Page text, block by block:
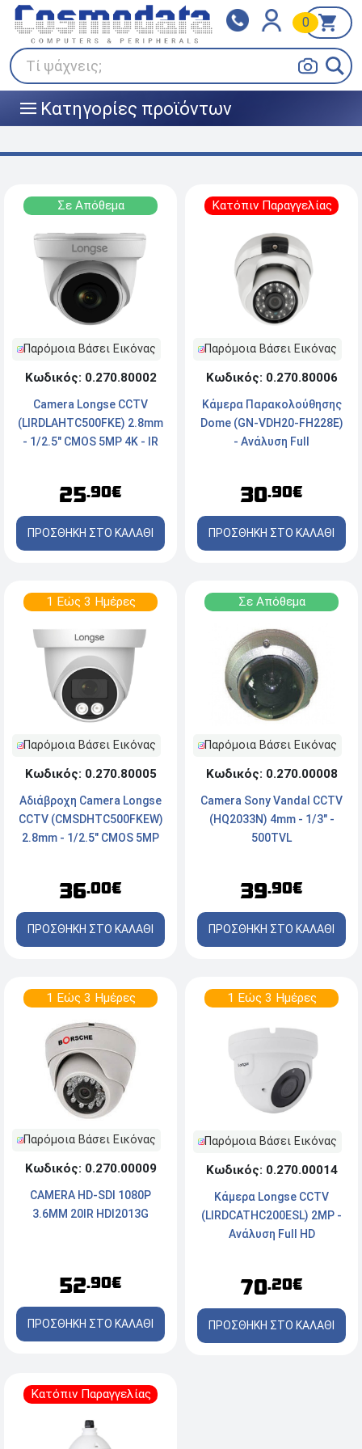
Τί ψάχνεις;
0
||| Κατηγορίες προϊόντων
Klarna
Πληρώστε σε 3
άτοκες δόσεις
BOX NOW
Σε Απόθεμα
Παρόμοια Βάσει Εικόνας
Κωδικός: 0.270.80002
Camera Longse CCTV
(LIRDLAHTC500FKE) 2.8mm
- 1/2.5" CMOS 5MP 4K - IR
25.90€
ΠΡΟΣΘΗΚΗ ΣΤΟ ΚΑΛΑΘΙ
Κατόπιν Παραγγελίας
Παρόμοια Βάσει Εικόνας
Κωδικός: 0.270.80006
Κάμερα Παρακολούθησης
Dome (GN-VDH20-FH228E)
- Ανάλυση Full
30.90€
ΠΡΟΣΘΗΚΗ ΣΤΟ ΚΑΛΑΘΙ
1 Εώς 3 Ημέρες
Παρόμοια Βάσει Εικόνας
Κωδικός: 0.270.80005
Αδιάβροχη Camera Longse
CCTV (CMSDHTC500FKEW)
2.8mm - 1/2.5" CMOS 5MP
36.00€
ΠΡΟΣΘΗΚΗ ΣΤΟ ΚΑΛΑΘΙ
Σε Απόθεμα
Παρόμοια Βάσει Εικόνας
Κωδικός: 0.270.00008
Camera Sony Vandal CCTV
(HQ2033N) 4mm - 1/3" -
500TVL
39.90€
ΠΡΟΣΘΗΚΗ ΣΤΟ ΚΑΛΑΘΙ
1 Εώς 3 Ημέρες
Παρόμοια Βάσει Εικόνας
Κωδικός: 0.270.00009
CAMERA HD-SDI 1080P
3.6MM 20IR HDI2013G
52.90€
ΠΡΟΣΘΗΚΗ ΣΤΟ ΚΑΛΑΘΙ
1 Εώς 3 Ημέρες
Παρόμοια Βάσει Εικόνας
Κωδικός: 0.270.00014
Κάμερα Longse CCTV
(LIRDCATHC200ESL) 2MP -
Ανάλυση Full HD
70.20€
ΠΡΟΣΘΗΚΗ ΣΤΟ ΚΑΛΑΘΙ
Κατόπιν Παραγγελίας